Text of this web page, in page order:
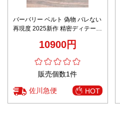
バーバリー ベルト 偽物 バレない
再現度 2025新作 精密ディテール
10900円
販売個数1件
佐川急便 HOT